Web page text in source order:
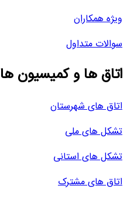
ویژه همکاران
سوالات متداول
اتاق ها و کمیسیون ها
اتاق های شهرستان
تشکل های ملی
تشکل های استانی
اتاق های مشترک